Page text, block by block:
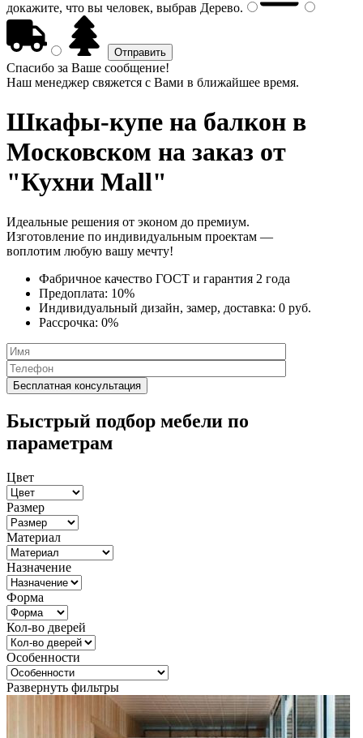
докажите, что вы человек, выбрав Дерево.
Спасибо за Ваше сообщение!
Наш менеджер свяжется с Вами в ближайшее время.
Шкафы-купе на балкон в
Московском на заказ от
"Кухни Mall"
Идеальные решения от эконом до премиум.
Изготовление по индивидуальным проектам —
воплотим любую вашу мечту!
Фабричное качество ГОСТ и гарантия 2 года
Предоплата: 10%
Индивидуальный дизайн, замер, доставка: 0 руб.
Рассрочка: 0%
Быстрый подбор мебели по
параметрам
Цвет
Размер
Материал
Назначение
Форма
Кол-во дверей
Особенности
Развернуть фильтры